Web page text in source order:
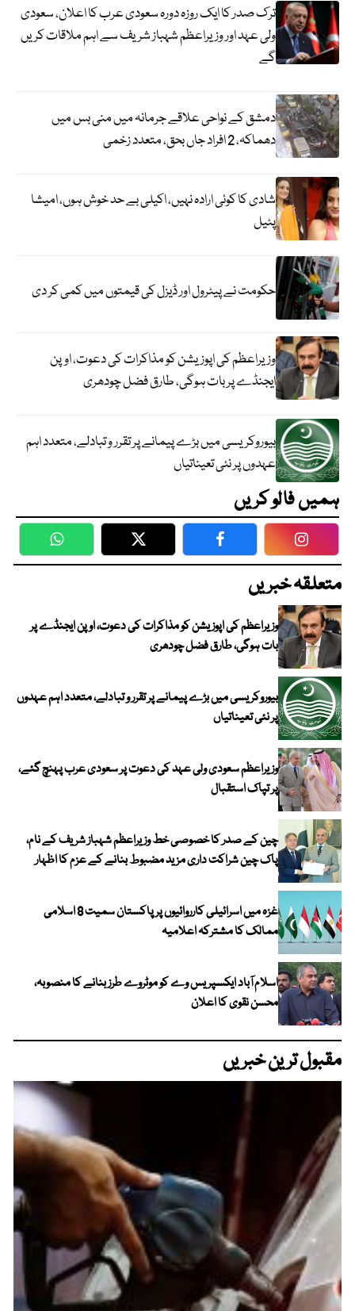
ترک صدر کا ایک روزہ دورہ سعودی عرب کا اعلان، سعودی
ولی عہد اور وزیراعظم شہباز شریف سے اہم ملاقات کریں
گے
دمشق کے نواحی علاقے جرمانہ میں منی بس میں
دھماکہ، 2 افراد جاں بحق، متعدد زخمی
شادی کا کوئی ارادہ نہیں، اکیلی بے حد خوش ہوں، امیشا
پٹیل
حکومت نے پیٹرول اور ڈیزل کی قیمتوں میں کمی کر دی
وزیراعظم کی اپوزیشن کو مذاکرات کی دعوت، اوپن
ایجنڈے پر بات ہوگی، طارق فضل چودھری
بیوروکریسی میں بڑے پیمانے پر تقرر و تبادلے، متعدد اہم
عہدوں پر نئی تعیناتیاں
ہمیں فالو کریں
WhatsApp Twitter Facebook
متعلقہ خبریں
وزیراعظم کی اپوزیشن کو مذاکرات کی دعوت، اوپن ایجنڈے پر
بات ہوگی، طارق فضل چودھری
بیوروکریسی میں بڑے پیمانے پر تقرر و تبادلے، متعدد اہم عہدوں
پر نئی تعیناتیاں
وزیراعظم سعودی ولی عہد کی دعوت پر سعودی عرب پہنچ گئے،
پر تپاک استقبال
چین کے صدر کا خصوصی خط وزیراعظم شہباز شریف کے نام،
پاک چین شراکت داری مزید مضبوط بنانے کے عزم کا اظہار
غزہ میں اسرائیلی کارروائیوں پر پاکستان سمیت 8 اسلامی
ممالک کا مشترکہ اعلامیہ
اسلام آباد ایکسپریس وے کو موٹروے طرز بنانے کا منصوبہ،
محسن نقوی کا اعلان
مقبول ترین خبریں